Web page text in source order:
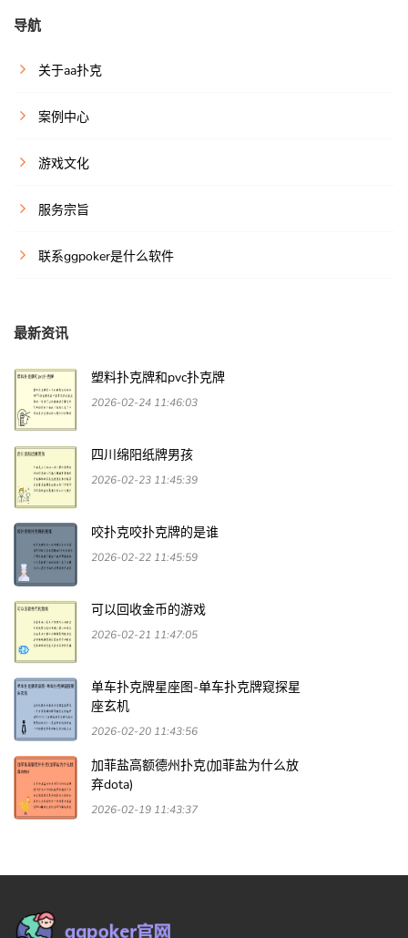
导航
关于aa扑克
案例中心
游戏文化
服务宗旨
联系ggpoker是什么软件
最新资讯
塑料扑克牌和pvc扑克牌
2026-02-24 11:46:03
四川绵阳纸牌男孩
2026-02-23 11:45:39
咬扑克咬扑克牌的是谁
2026-02-22 11:45:59
可以回收金币的游戏
2026-02-21 11:47:05
单车扑克牌星座图-单车扑克牌窥探星
座玄机
2026-02-20 11:43:56
加菲盐高额德州扑克(加菲盐为什么放
弃dota)
2026-02-19 11:43:37